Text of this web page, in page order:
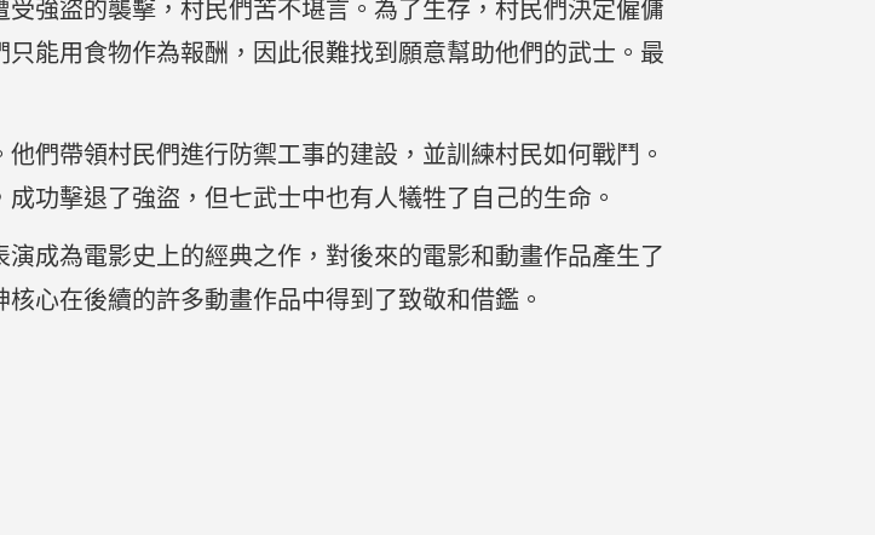
強盜的襲擊，村民們苦不堪言。為了生存，村民們決定僱傭
能用食物作為報酬，因此很難找到願意幫助他們的武士。最
們帶領村民們進行防禦工事的建設，並訓練村民如何戰鬥。
功擊退了強盜，但七武士中也有人犧牲了自己的生命。
成為電影史上的經典之作，對後來的電影和動畫作品產生了
心在後續的許多動畫作品中得到了致敬和借鑑。